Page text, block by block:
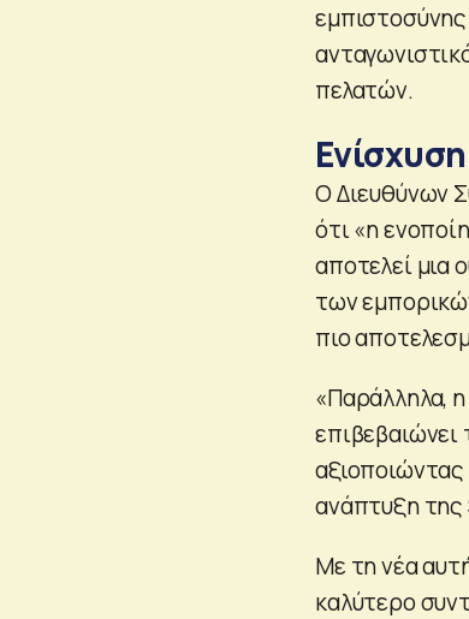
πελατών.
Ο Διευθύνων
ότι «η
αποτελεί μια
των
πιο
«Παράλληλα,
αξιοποιώντας
ανάπτυξη της
Με τη νέα
καλύτερο